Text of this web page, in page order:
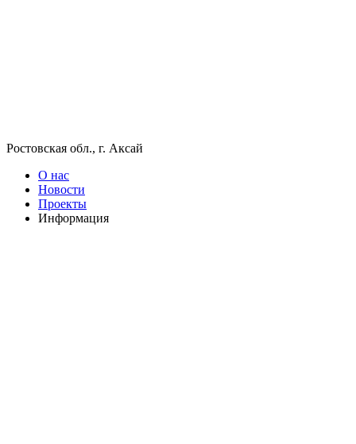
Ростовская обл., г. Аксай
О нас
Новости
Проекты
Информация